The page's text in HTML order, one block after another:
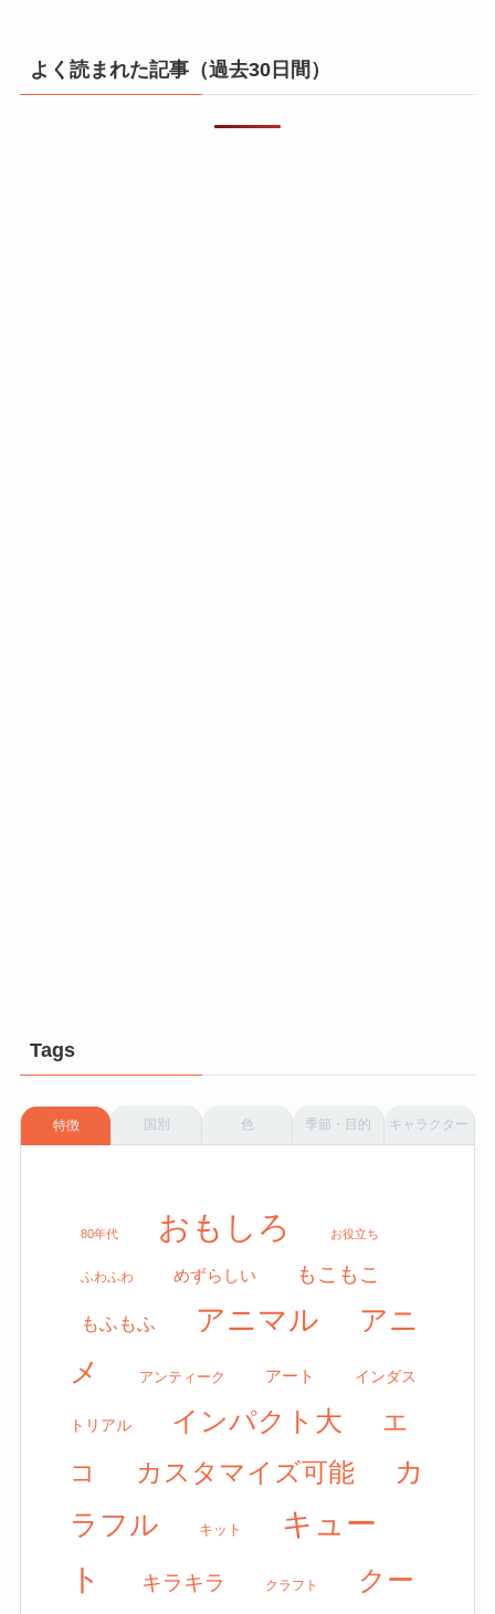
よく読まれた記事（過去30日間）
Tags
特徴 国別 色 季節・目的 キャラクター
80年代 おもしろ お役立ち
ふわふわ めずらしい もこもこ
もふもふ アニマル
アニ
メ
アンティーク アート インダス
トリアル インパクト大
エ
コ
カスタマイズ可能
カ
ラフル
キット
キュー
ト
キラキラ クラフト
クー